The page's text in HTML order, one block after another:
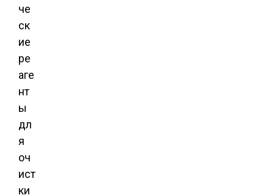
че
ск
ие
ре
аге
нт
ы
дл
я
оч
ист
ки